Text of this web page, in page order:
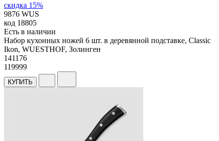
скидка 15%
9876 WUS
код 18805
Есть в наличии
Набор кухонных ножей 6 шт. в деревянной подставке, Classic
Ikon, WUESTHOF, Золинген
141176
119999
КУПИТЬ